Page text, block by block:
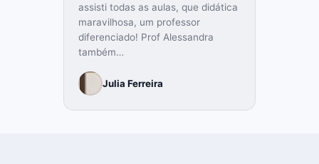
assisti todas as aulas, que didática
maravilhosa, um professor
diferenciado! Prof Alessandra
também…
Julia Ferreira